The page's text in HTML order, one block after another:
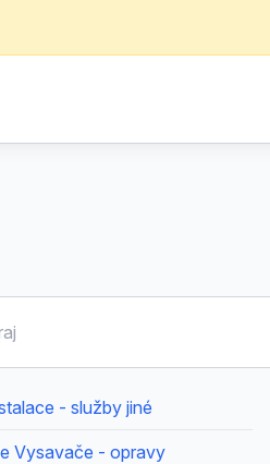
- služby jiné
Vysavače - opravy